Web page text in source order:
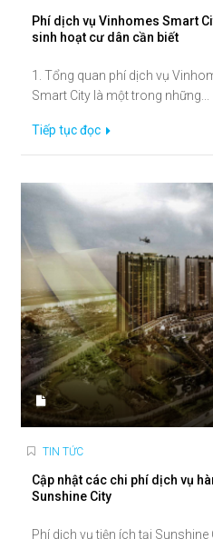
Phí dịch vụ Vinhomes Smart
sinh hoạt cư dân cần biết
1. Tổng quan phí dịch vụ
Smart City là một trong những...
Tiếp tục đọc
TIN TỨC
Cập nhật các chi phí dịch vụ
Sunshine City
Phí dịch vụ tiện ích tại Sunshine